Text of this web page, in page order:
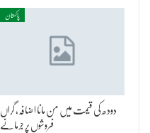
پاکستان
دودھ کی قیمت میں من مانا اضافہ، گراں
فروشوں پر جرمانے